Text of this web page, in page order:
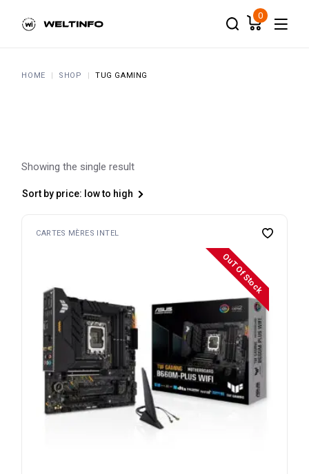
content
0
HOME SHOP TUG GAMING
Showing the single result
Sort by price: low to high
CARTES MÈRES INTEL
OuT Of Stock